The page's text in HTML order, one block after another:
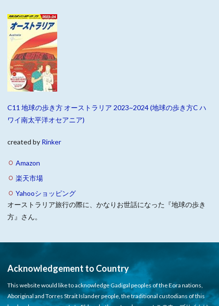
C11 地球の歩き方 オーストラリア 2023~2024 (地球の歩き方C ハ
ワイ南太平洋オセアニア)
created by Rinker
Amazon
楽天市場
Yahooショッピング
オーストラリア旅行の際に、かなりお世話になった『地球の歩き
方』さん。
Acknowledgement to Country
This website would like to acknowledge Gadigal peoples of the Eora nations,
Aboriginal and Torres Strait Islander people, the traditional custodians of this